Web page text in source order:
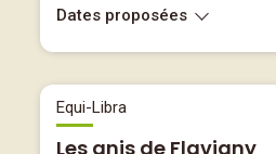
Dates proposées
Equi-Libra
Les anis de Flavigny